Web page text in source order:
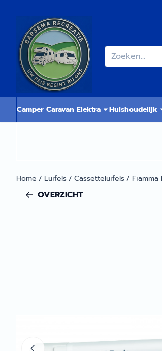
Zoeken
Camper Caravan Elektra Huishoudelijk
Home / Luifels/ Cassetteluifels/
OVERZICHT